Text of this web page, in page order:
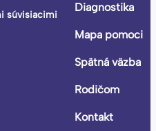
súvisiacimi
Diagnostika
Mapa pomoci
Spätná väzba
Rodičom
Kontakt